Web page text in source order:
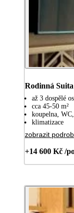
Rodinná
až 3 dospělé
cca 45-50 m²
koupelna,
klimatizace
zobrazit
+14 600 Kč /